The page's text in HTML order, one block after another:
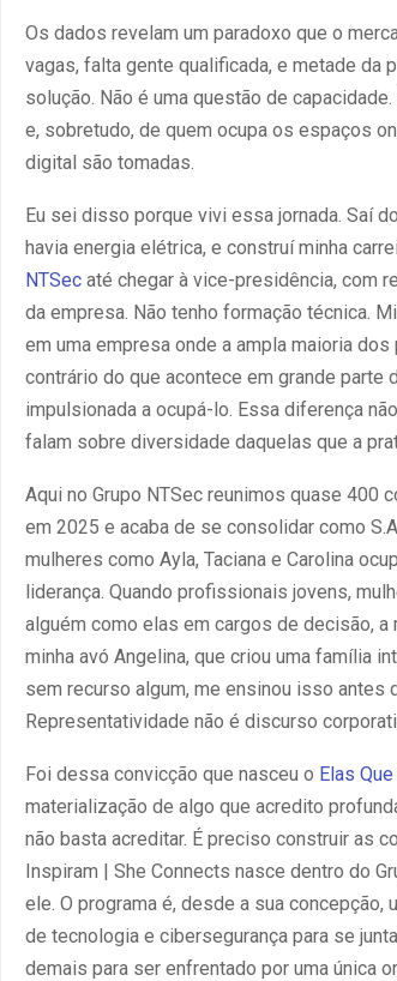
Os dados revelam um paradoxo que o
vagas, falta gente qualificada, e metade da
solução. Não é uma questão de
e, sobretudo, de quem ocupa os espaços
digital são tomadas.
Eu sei disso porque vivi essa jornada. Saí
havia energia elétrica, e construí minha
NTSec até chegar à vice-presidência, com
da empresa. Não tenho formação técnica.
em uma empresa onde a ampla maioria
contrário do que acontece em grande parte
impulsionada a ocupá-lo. Essa diferença
falam sobre diversidade daquelas que a
Aqui no Grupo NTSec reunimos quase 400
em 2025 e acaba de se consolidar como
mulheres como Ayla, Taciana e Carolina
liderança. Quando profissionais jovens,
alguém como elas em cargos de decisão,
minha avó Angelina, que criou uma família
sem recurso algum, me ensinou isso antes
Representatividade não é discurso
Foi dessa convicção que nasceu o Elas
materialização de algo que acredito
não basta acreditar. É preciso construir as
Inspiram | She Connects nasce dentro do
ele. O programa é, desde a sua
de tecnologia e cibersegurança para se
demais para ser enfrentado por uma única